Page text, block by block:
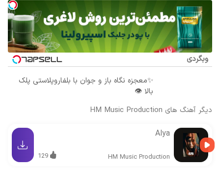
وبگردی
✨معجزه نگاه باز و جوان با بلفاروپلاستی پلک
بالا 👁️
دیگر آهنگ های HM Music Production
Alya
HM Music Production
129